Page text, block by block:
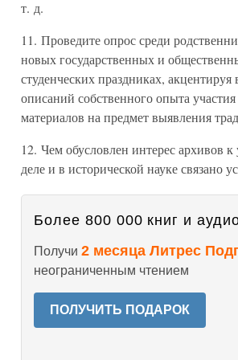
т. д.
11. Проведите опрос среди
новых государственных и
студенческих праздниках,
описаний собственного опыта
материалов на предмет выявления
12. Чем обусловлен интерес архивов
деле и в исторической науке связано
Более 800 000 книг и
Получи 2 месяца Литрес
неограниченным чтением
ПОЛУЧИТЬ ПОДАРОК